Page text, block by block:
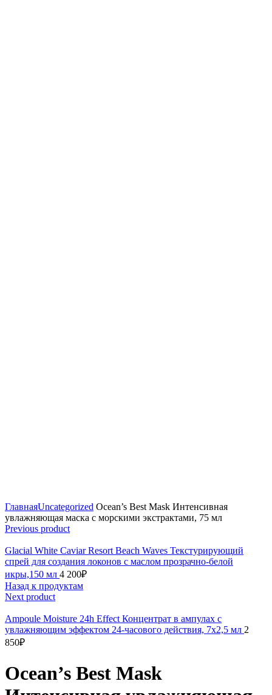
ГлавнаяUncategorized Ocean’s Best Mask Интенсивная
увлажняющая маска с морскими экстрактами, 75 мл
Previous product
Glacial White Caviar Resort Beach Waves Текстурирующий
спрей для создания локонов с маслом прозрачно-белой
икры,150 мл 4 200₽
Назад к продуктам
Next product
Ampoule Moisture 24h Effect Концентрат в ампулах с
увлажняющим эффектом 24-часового действия, 7х2,5 мл 2
850₽
Ocean’s Best Mask